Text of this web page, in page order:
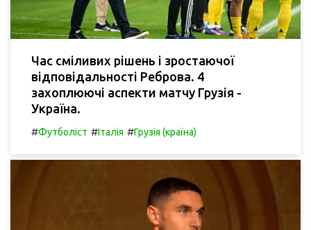
Час сміливих рішень і зростаючої
відповідальності Реброва. 4
захоплюючі аспекти матчу Грузія -
Україна.
#Футболіст #Італія #Грузія (країна)